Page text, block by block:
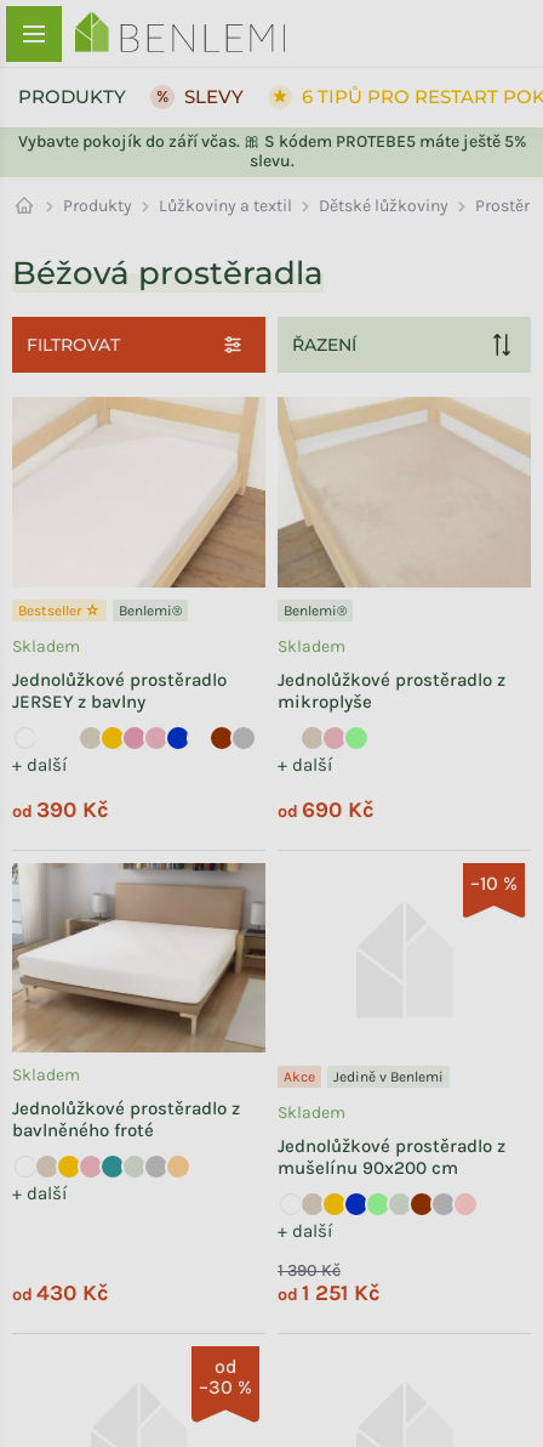
Přejít na obsah
Vybavte pokojík do září včas. 🎀 S kódem PROTEBE5 máte ještě 5%
slevu.
PRODUKTY SLEVY 6 TIPŮ PRO RESTART
Produkty Lůžkoviny a textil Dětské lůžkoviny
Béžová prostěradla
FILTROVAT
Výpis produktů
Bestseller ☆ Benlemi®
Jednolůžkové prostěradlo
JERSEY z bavlny
+ další
Skladem
od 390 Kč
Benlemi®
Jednolůžkové prostěradlo z
mikroplyše
+ další
Skladem
od 690 Kč
Jednolůžkové prostěradlo z
bavlněného froté
+ další
Skladem
od 430 Kč
–10 %
Akce Jedině v Benlemi
Jednolůžkové prostěradlo z
mušelínu 90x200 cm
+ další
Skladem
1 390 Kč
od 1 251 Kč
od
–30 %